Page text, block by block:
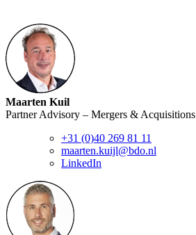
Maarten Kuil
Partner Advisory – Mergers & Acquisitions
+31 (0)40 269 81 11
maarten.kuijl@bdo.nl
LinkedIn